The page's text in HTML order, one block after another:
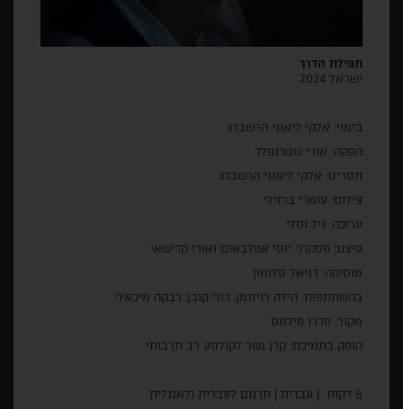
תפילת הדרך
ישראל 2024
בימוי: אלקי ליאוני הרשברג
הפקה: אורי שטרנפלד
תסריט: אלקי ליאוני הרשברג
צילום: עומרי ברזילי
עריכה: גיל וסלי
עיצוב פסקול: יוסי אפלבאום ואורי קדישאי
מוסיקה: דניאל סלומון
בהשתתפות: הילה רויזנמן, רוני קובן, רבקה מיכאלי
מקור: פדרו פילמס
הופק בתמיכת: קרן גשר לקולנוע רב תרבותי
8 דקות | עברית | תרגום לעברית ולאנגלית